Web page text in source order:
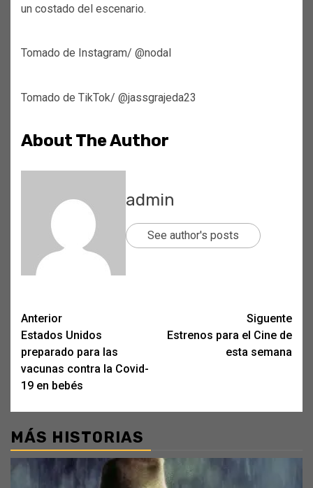
un costado del escenario.
Tomado de Instagram/ @nodal
Tomado de TikTok/ @jassgrajeda23
About The Author
admin
See author's posts
Post
navigation
Anterior
Estados Unidos
preparado para las
vacunas contra la Covid-
19 en bebés
Siguente
Estrenos para el Cine de
esta semana
MÁS HISTORIAS